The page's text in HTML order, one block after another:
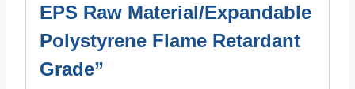
EPS Raw Material/Expandable
Polystyrene Flame Retardant
Grade”